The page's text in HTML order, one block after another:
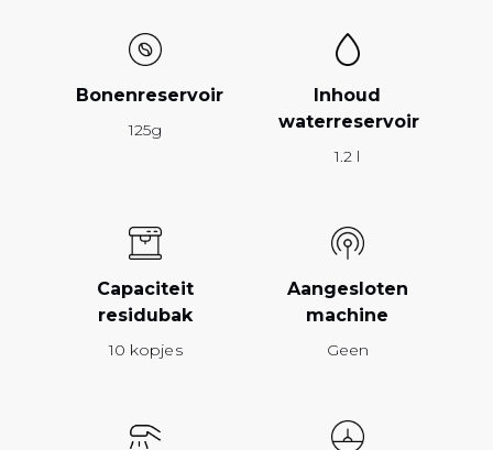
Bonenreservoir
125g
Inhoud
waterreservoir
1.2 l
Capaciteit
residubak
10 kopjes
Aangesloten
machine
Geen